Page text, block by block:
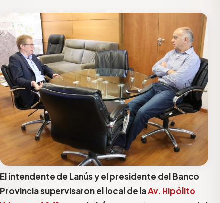
El intendente de Lanús y el presidente del Banco
Provincia supervisaron el local de laAv. Hipólito